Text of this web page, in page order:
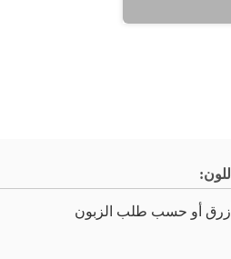
اللون:
أزرق أو حسب طلب الزبون